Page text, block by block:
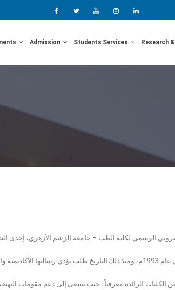
Admission Students Services Research
الرسمي لكلية الطب – جامعة الزعيم الأزهري، إحدى
الكليات الرائدة معرفياً، حيث تسعى إلى دعم مقومات